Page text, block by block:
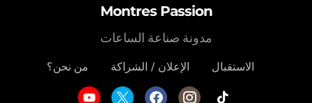
Montres Passion
الاستقبال الإعلان / الشراكة من نحن؟
مدونة صناعة الساعات